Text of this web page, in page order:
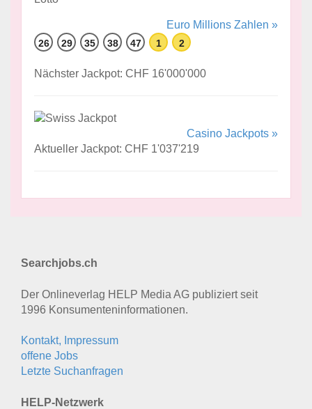
Euro Millions Zahlen »
26 29 35 38 47 1 2
Nächster Jackpot: CHF 16'000'000
Casino Jackpots »
Aktueller Jackpot: CHF 1'037'219
Searchjobs.ch
Der Onlineverlag HELP Media AG publiziert seit
1996 Konsumenten­informationen.
Kontakt, Impressum
offene Jobs
Letzte Suchanfragen
HELP-Netzwerk